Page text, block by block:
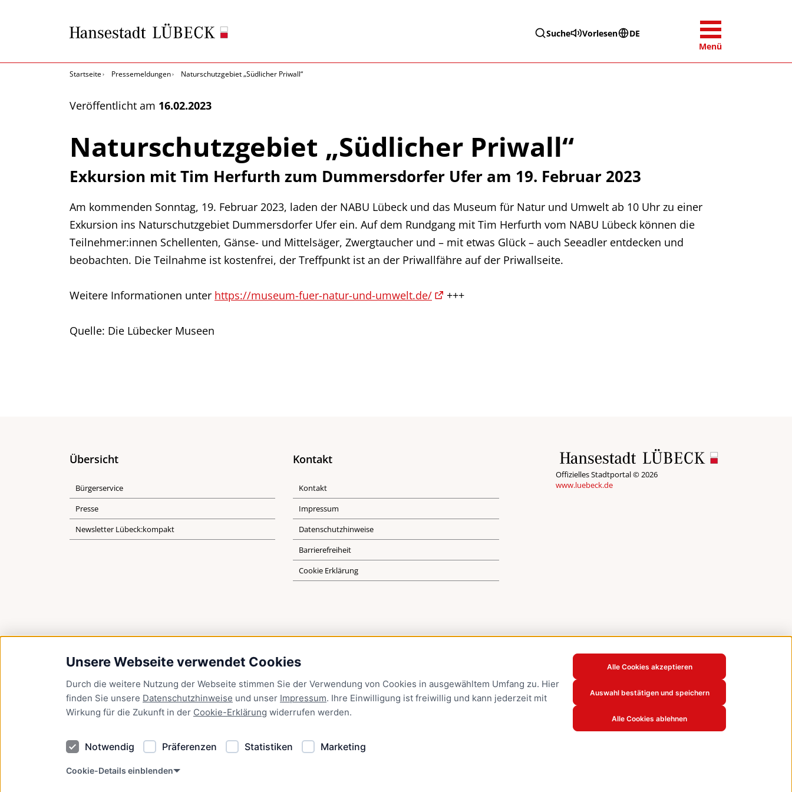
Unsere Webseite verwendet Cookies
Durch die weitere Nutzung der Webseite stimmen Sie der Verwendung von Cookies in ausgewähltem Umfang zu. Hier
finden Sie unsere Datenschutzhinweise und unser Impressum. Ihre Einwilligung ist freiwillig und kann jederzeit mit
Wirkung für die Zukunft in der Cookie-Erklärung widerrufen werden.
Notwendig Präferenzen Statistiken Marketing
Cookie-Details einblenden
Alle Cookies akzeptieren
Auswahl bestätigen und speichern
Alle Cookies ablehnen
Suche Vorlesen
DE
Menü
Startseite Pressemeldungen Naturschutzgebiet „Südlicher Priwall“
Veröffentlicht am 16.02.2023
Naturschutzgebiet „Südlicher Priwall“
Exkursion mit Tim Herfurth zum Dummersdorfer Ufer am 19. Februar 2023
Am kommenden Sonntag, 19. Februar 2023, laden der NABU Lübeck und das Museum für Natur und Umwelt ab 10 Uhr zu einer
Exkursion ins Naturschutzgebiet Dummersdorfer Ufer ein. Auf dem Rundgang mit Tim Herfurth vom NABU Lübeck können die
Teilnehmer:innen Schellenten, Gänse- und Mittelsäger, Zwergtaucher und – mit etwas Glück – auch Seeadler entdecken und
beobachten. Die Teilnahme ist kostenfrei, der Treffpunkt ist an der Priwallfähre auf der Priwallseite.
Weitere Informationen unter https://museum-fuer-natur-und-umwelt.de/ +++
Quelle: Die Lübecker Museen
Übersicht
Bürgerservice
Presse
Newsletter Lübeck:kompakt
Kontakt
Kontakt
Impressum
Datenschutzhinweise
Barrierefreiheit
Cookie Erklärung
Offizielles Stadtportal © 2026
www.luebeck.de